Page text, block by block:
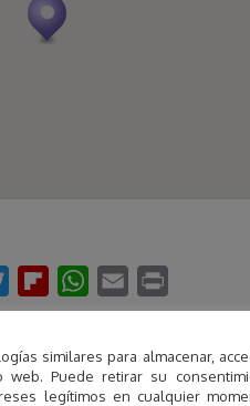
similares para almacenar,
Puede retirar su
legítimos en cualquier